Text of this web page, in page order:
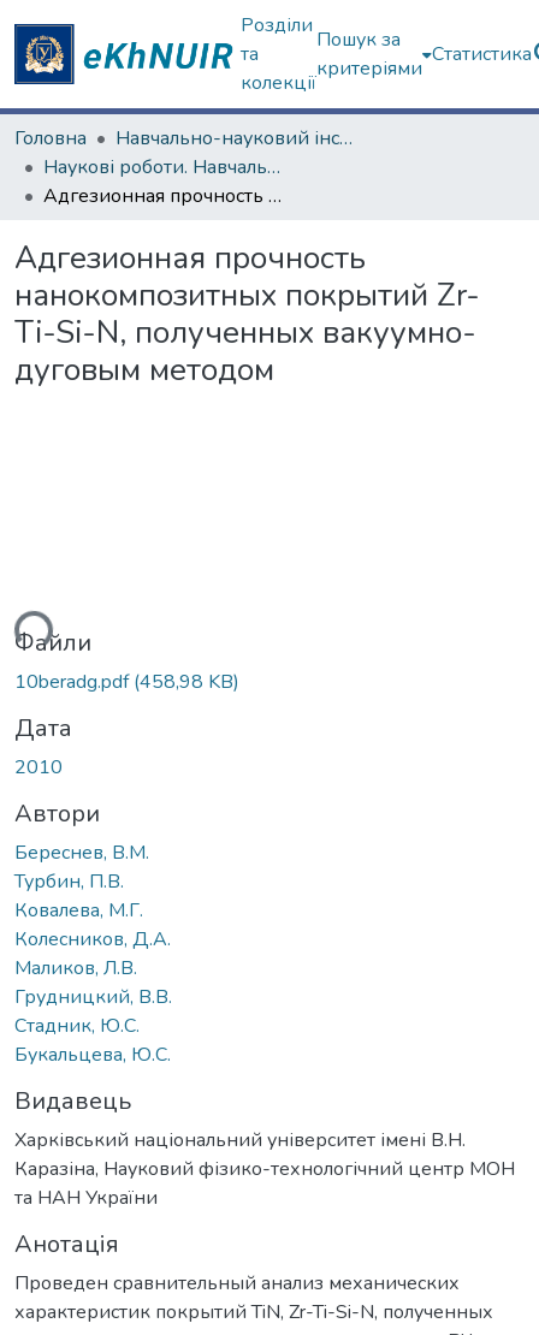
Розділи
та
колекції
Пошук за
критеріями
Статистика
Головна
Навчально-науковий інститут "Фізико-технічний факультет"
Наукові роботи. Навчально-науковий інститут "Фізико-технічний факультет"
Адгезионная прочность нанокомпозитных покрытий Zr-Ti-Si-N, полученных вакуумно-дуговым методом
Адгезионная прочность
нанокомпозитных покрытий Zr-
Ti-Si-N, полученных вакуумно-
дуговым методом
Файли
10beradg.pdf(458,98 KB)
Дата
2010
Автори
Береснев, В.М.
Турбин, П.В.
Ковалева, М.Г.
Колесников, Д.А.
Маликов, Л.В.
Грудницкий, В.В.
Стадник, Ю.С.
Букальцева, Ю.С.
Видавець
Харківський національний університет імені В.Н.
Каразіна, Науковий фізико-технологічний центр МОН
та НАН України
Анотація
Проведен сравнительный анализ механических
характеристик покрытий TiN, Zr-Ti-Si-N, полученных